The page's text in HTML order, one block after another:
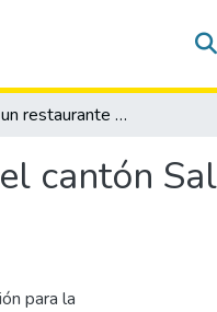
Creación de un restaurante de comida vegetariana en el cantón Salinas, provincia de Santa Elena, año 2013
cantón
para la